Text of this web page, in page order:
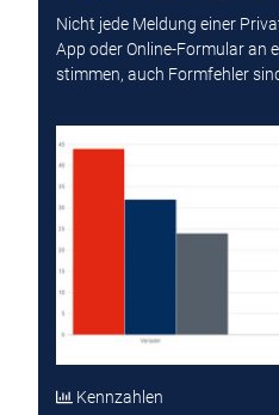
Nicht jede Meldung einer
App oder Online-Formular an
stimmen, auch Formfehler
Kennzahlen